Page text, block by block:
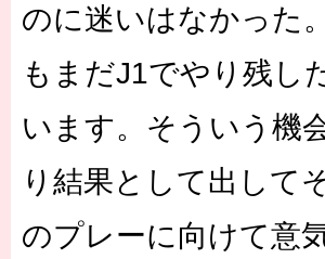
のに迷いはなかった
もまだJ1でやり残し
います。そういう機
り結果として出して
のプレーに向けて意